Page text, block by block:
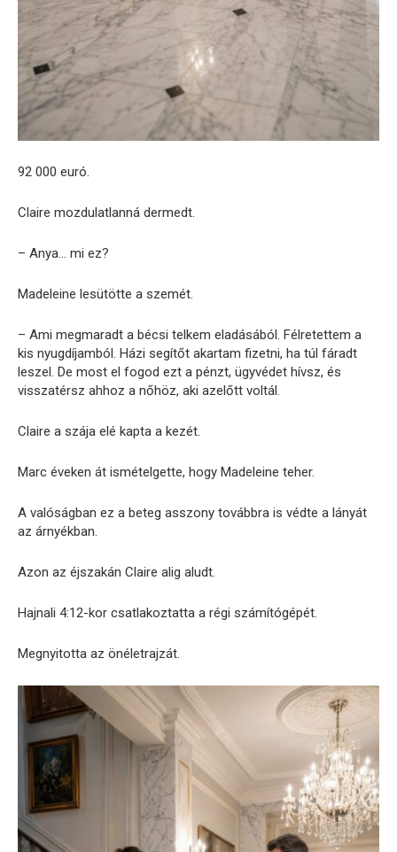
92 000 euró.
Claire mozdulatlanná dermedt.
– Anya… mi ez?
Madeleine lesütötte a szemét.
– Ami megmaradt a bécsi telkem eladásából. Félretettem a
kis nyugdíjamból. Házi segítőt akartam fizetni, ha túl fáradt
leszel. De most el fogod ezt a pénzt, ügyvédet hívsz, és
visszatérsz ahhoz a nőhöz, aki azelőtt voltál.
Claire a szája elé kapta a kezét.
Marc éveken át ismételgette, hogy Madeleine teher.
A valóságban ez a beteg asszony továbbra is védte a lányát
az árnyékban.
Azon az éjszakán Claire alig aludt.
Hajnali 4:12-kor csatlakoztatta a régi számítógépét.
Megnyitotta az önéletrajzát.